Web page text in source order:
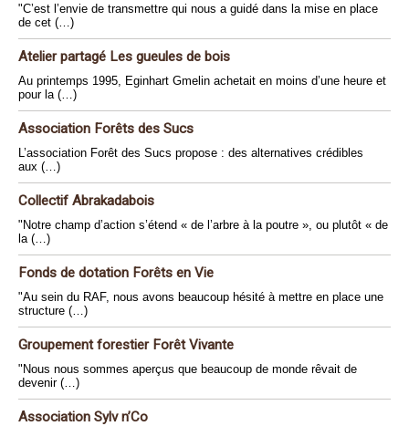
"C’est l’envie de transmettre qui nous a guidé dans la mise en place
de cet (…)
Atelier partagé Les gueules de bois
Au printemps 1995, Eginhart Gmelin achetait en moins d’une heure et
pour la (…)
Association Forêts des Sucs
L’association Forêt des Sucs propose : des alternatives crédibles
aux (…)
Collectif Abrakadabois
"Notre champ d’action s’étend « de l’arbre à la poutre », ou plutôt « de
la (…)
Fonds de dotation Forêts en Vie
"Au sein du RAF, nous avons beaucoup hésité à mettre en place une
structure (…)
Groupement forestier Forêt Vivante
"Nous nous sommes aperçus que beaucoup de monde rêvait de
devenir (…)
Association Sylv n’Co